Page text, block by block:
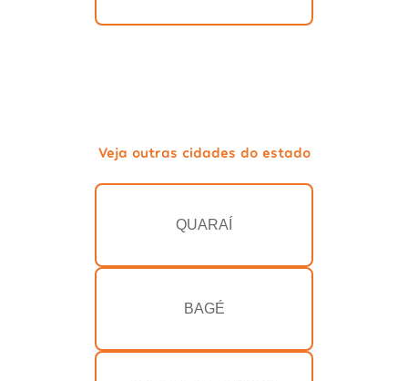
Veja outras cidades do estado
QUARAÍ
BAGÉ